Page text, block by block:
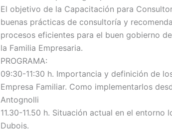
El objetivo de la Capacitación para
buenas prácticas de consultoría y
procesos eficientes para el buen gobierno
la Familia Empresaria.
PROGRAMA:
09:30-11:30 h. Importancia y definición de
Empresa Familiar. Como implementarlos
Antognolli
11.30-11.50 h. Situación actual en el entorno
Dubois.